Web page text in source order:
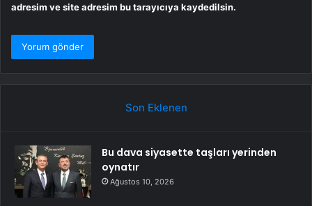
adresim ve site adresim bu tarayıcıya kaydedilsin.
Son Eklenen
Bu dava siyasette taşları yerinden
oynatır
Ağustos 10, 2026